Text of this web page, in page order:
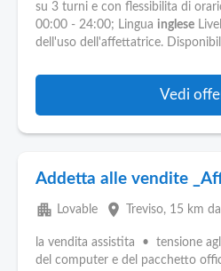
su 3 turni e con flessibilita di
00:00 - 24:00; Lingua inglese
dell'uso dell'affettatrice.
Vedi
Addetta alle vendite
apartment Lovable place Treviso, 15 km
la vendita assistita • tensione
del computer e del pacchetto